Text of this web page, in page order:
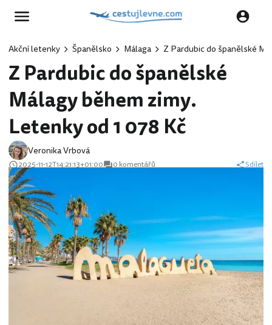
Akční letenky Španělsko Málaga Z Pardubic do španělské
Z Pardubic do španělské
Málagy během zimy.
Letenky od 1 078 Kč
Veronika Vrbová
2025-11-12T14:21:13+01:00 0 komentářů Sdílet